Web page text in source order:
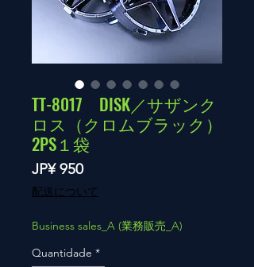
TT-8017 DISK／サザンク
ロス（クロムブラック）
2PS１袋
JP¥ 950Preço
配送について
Business sales_A (業務販売_A)
Quantidade *